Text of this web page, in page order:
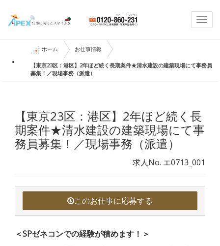
ホーム お仕事情報
【東京23区：港区】2年ほど続く長期案件★清水建設の建築現場にて事務員
募集！／現場事務（派遣）
【東京23区：港区】2年ほど続く長
期案件★清水建設の建築現場にて事
務員募集！／現場事務（派遣）
求人No. エ0713_001
このお仕事に応募する
＜SPゼネコンでの経験が積めます！＞